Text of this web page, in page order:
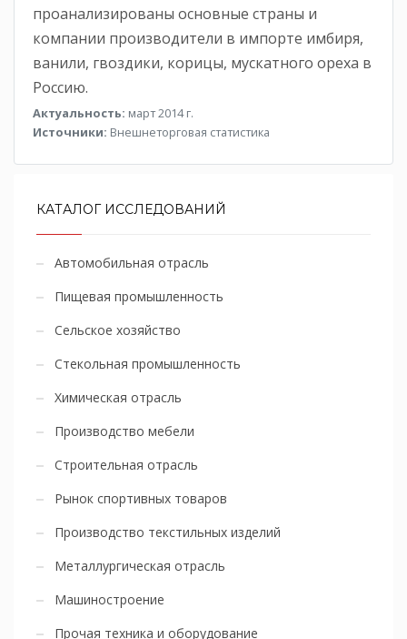
проанализированы основные страны и
компании производители в импорте имбиря,
ванили, гвоздики, корицы, мускатного ореха в
Россию.
Актуальность: март 2014 г.
Источники: Внешнеторговая статистика
КАТАЛОГ ИССЛЕДОВАНИЙ
Автомобильная отрасль
Пищевая промышленность
Сельское хозяйство
Стекольная промышленность
Химическая отрасль
Производство мебели
Строительная отрасль
Рынок спортивных товаров
Производство текстильных изделий
Металлургическая отрасль
Машиностроение
Прочая техника и оборудование